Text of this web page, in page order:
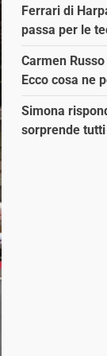
Ferrari di
passa per le
Carmen
Ecco cosa ne
Simona
sorprende tutti